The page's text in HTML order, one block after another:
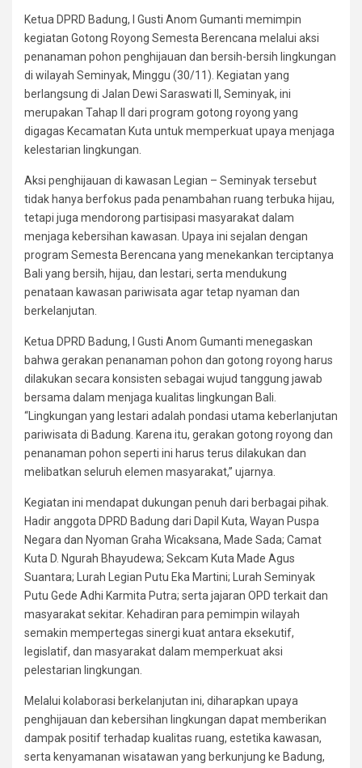
Ketua DPRD Badung, I Gusti Anom Gumanti memimpin
kegiatan Gotong Royong Semesta Berencana melalui aksi
penanaman pohon penghijauan dan bersih-bersih lingkungan
di wilayah Seminyak, Minggu (30/11). Kegiatan yang
berlangsung di Jalan Dewi Saraswati II, Seminyak, ini
merupakan Tahap II dari program gotong royong yang
digagas Kecamatan Kuta untuk memperkuat upaya menjaga
kelestarian lingkungan.
Aksi penghijauan di kawasan Legian – Seminyak tersebut
tidak hanya berfokus pada penambahan ruang terbuka hijau,
tetapi juga mendorong partisipasi masyarakat dalam
menjaga kebersihan kawasan. Upaya ini sejalan dengan
program Semesta Berencana yang menekankan terciptanya
Bali yang bersih, hijau, dan lestari, serta mendukung
penataan kawasan pariwisata agar tetap nyaman dan
berkelanjutan.
Ketua DPRD Badung, I Gusti Anom Gumanti menegaskan
bahwa gerakan penanaman pohon dan gotong royong harus
dilakukan secara konsisten sebagai wujud tanggung jawab
bersama dalam menjaga kualitas lingkungan Bali.
“Lingkungan yang lestari adalah pondasi utama keberlanjutan
pariwisata di Badung. Karena itu, gerakan gotong royong dan
penanaman pohon seperti ini harus terus dilakukan dan
melibatkan seluruh elemen masyarakat,” ujarnya.
Kegiatan ini mendapat dukungan penuh dari berbagai pihak.
Hadir anggota DPRD Badung dari Dapil Kuta, Wayan Puspa
Negara dan Nyoman Graha Wicaksana, Made Sada; Camat
Kuta D. Ngurah Bhayudewa; Sekcam Kuta Made Agus
Suantara; Lurah Legian Putu Eka Martini; Lurah Seminyak
Putu Gede Adhi Karmita Putra; serta jajaran OPD terkait dan
masyarakat sekitar. Kehadiran para pemimpin wilayah
semakin mempertegas sinergi kuat antara eksekutif,
legislatif, dan masyarakat dalam memperkuat aksi
pelestarian lingkungan.
Melalui kolaborasi berkelanjutan ini, diharapkan upaya
penghijauan dan kebersihan lingkungan dapat memberikan
dampak positif terhadap kualitas ruang, estetika kawasan,
serta kenyamanan wisatawan yang berkunjung ke Badung,